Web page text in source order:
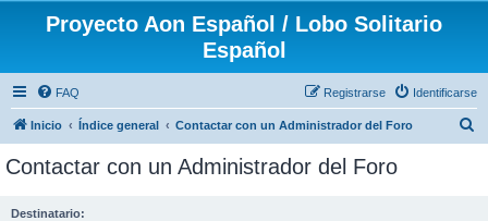
Proyecto Aon Español / Lobo Solitario
Español
FAQ Identificarse
Registrarse
Inicio Índice general Contactar con un Administrador del Foro
Contactar con un Administrador del Foro
Destinatario: